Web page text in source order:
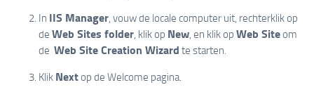
In IIS Manager, vouw de locale computer uit, rechterklik op
de Web Sites folder, klik op New, en klik op Web Siteom
de Web Site Creation Wizard te starten.
Klik Nextop de Welcome pagina.